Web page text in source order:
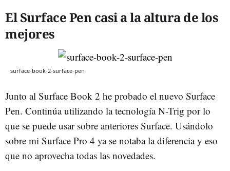
El Surface Pen casi a la altura de los
mejores
surface-book-2-surface-pen
Junto al Surface Book 2 he probado el nuevo Surface
Pen. Continúa utilizando la tecnología N-Trig por lo
que se puede usar sobre anteriores Surface. Usándolo
sobre mi Surface Pro 4 ya se notaba la diferencia y eso
que no aprovecha todas las novedades.